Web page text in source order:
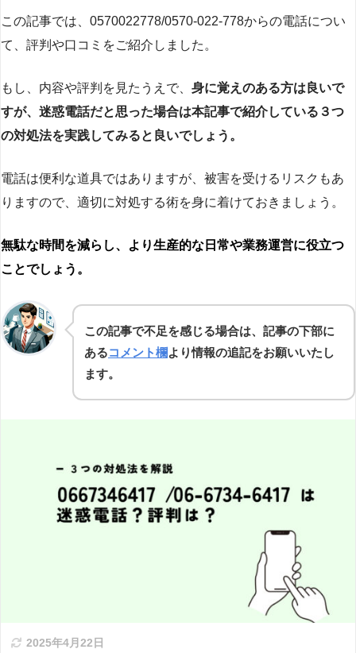
この記事では、0570022778/0570-022-778からの電話につい
て、評判や口コミをご紹介しました。
もし、内容や評判を見たうえで、 身に覚えのある方は良いで
すが、迷惑電話だと思った場合は本記事で紹介している３つ
の対処法を実践してみると良いでしょう。
電話は便利な道具ではありますが、被害を受けるリスクもあ
りますので、適切に対処する術を身に着けておきましょう。
無駄な時間を減らし、より生産的な日常や業務運営に役立つ
ことでしょう。
この記事で不足を感じる場合は、記事の下部に
あるコメント欄より情報の追記をお願いいたし
ます。
2025年4月22日